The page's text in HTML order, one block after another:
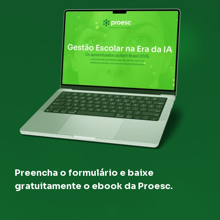
Preencha o formulário e baixe
gratuitamente o ebook da Proesc.